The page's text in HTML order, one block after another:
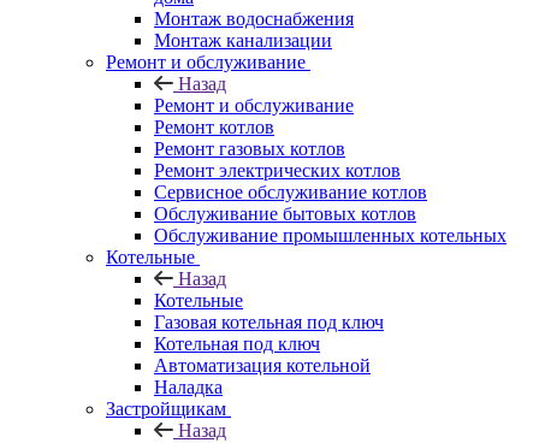
Монтаж водоснабжения
Монтаж канализации
Ремонт и обслуживание
Назад
Ремонт и обслуживание
Ремонт котлов
Ремонт газовых котлов
Ремонт электрических котлов
Сервисное обслуживание котлов
Обслуживание бытовых котлов
Обслуживание промышленных котельных
Котельные
Назад
Котельные
Газовая котельная под ключ
Котельная под ключ
Автоматизация котельной
Наладка
Застройщикам
Назад